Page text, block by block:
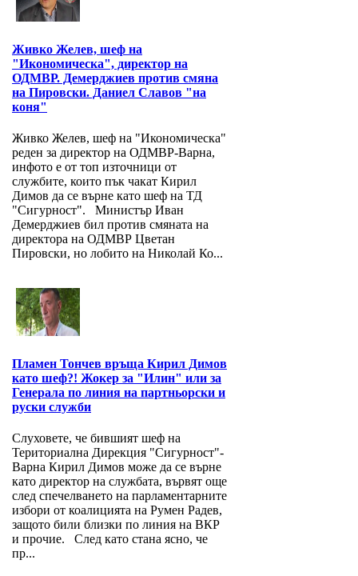
Живко Желев, шеф на
"Икономическа", директор на
ОДМВР. Демерджиев против смяна
на Пировски. Даниел Славов "на
коня"
Живко Желев, шеф на "Икономическа"
реден за директор на ОДМВР-Варна,
инфото е от топ източници от
службите, които пък чакат Кирил
Димов да се върне като шеф на ТД
"Сигурност". Министър Иван
Демерджиев бил против смяната на
директора на ОДМВР Цветан
Пировски, но лобито на Николай Ко...
Пламен Тончев връща Кирил Димов
като шеф?! Жокер за "Илин" или за
Генерала по линия на партньорски и
руски служби
Слуховете, че бившият шеф на
Териториална Дирекция "Сигурност"-
Варна Кирил Димов може да се върне
като директор на службата, вървят още
след спечелването на парламентарните
избори от коалицията на Румен Радев,
защото били близки по линия на ВКР
и прочие. След като стана ясно, че
пр...